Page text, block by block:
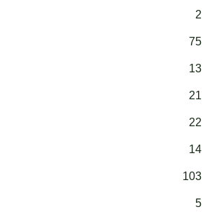
2
75
13
21
22
14
103
5